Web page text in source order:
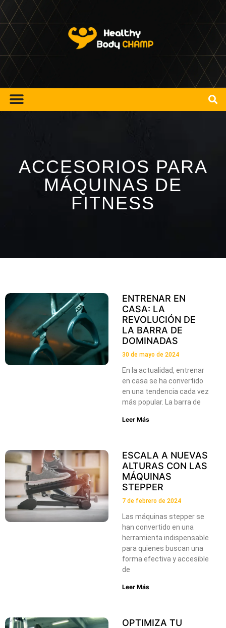
ACCESORIOS PARA
MÁQUINAS DE
FITNESS
ENTRENAR EN
CASA: LA
REVOLUCIÓN DE
LA BARRA DE
DOMINADAS
30 de mayo de 2024
En la actualidad, entrenar
en casa se ha convertido
en una tendencia cada vez
más popular. La barra de
Leer Más
ESCALA A NUEVAS
ALTURAS CON LAS
MÁQUINAS
STEPPER
7 de febrero de 2024
Las máquinas stepper se
han convertido en una
herramienta indispensable
para quienes buscan una
forma efectiva y accesible
de
Leer Más
OPTIMIZA TU